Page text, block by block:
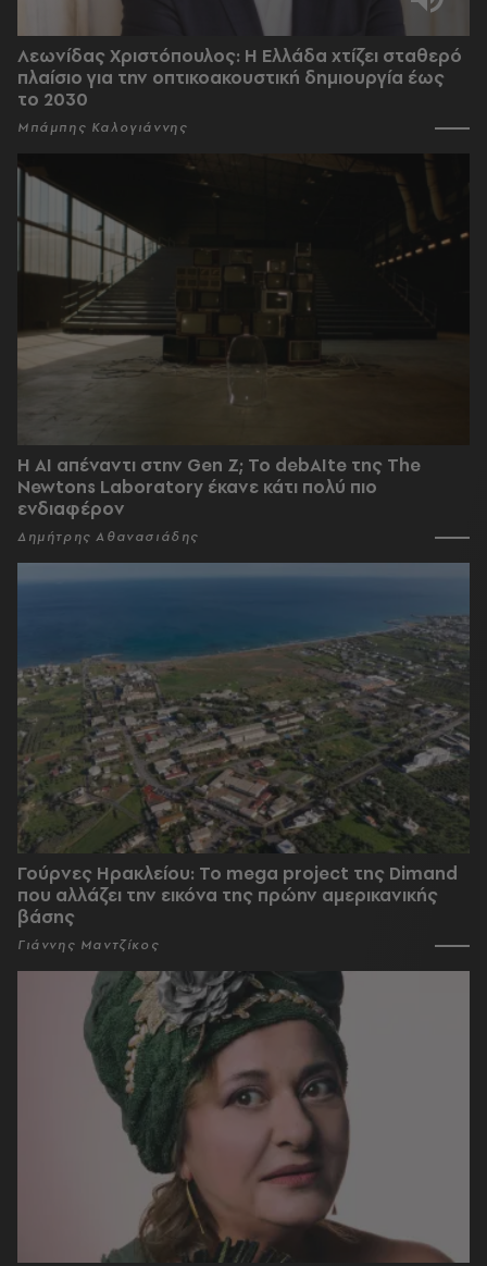
Λεωνίδας Χριστόπουλος: Η Ελλάδα χτίζει σταθερό
πλαίσιο για την οπτικοακουστική δημιουργία έως
το 2030
Μπάμπης Καλογιάννης
Η AI απέναντι στην Gen Z; Το debAIte της The
Newtons Laboratory έκανε κάτι πολύ πιο
ενδιαφέρον
Δημήτρης Αθανασιάδης
Γούρνες Ηρακλείου: To mega project της Dimand
που αλλάζει την εικόνα της πρώην αμερικανικής
βάσης
Γιάννης Μαντζίκος